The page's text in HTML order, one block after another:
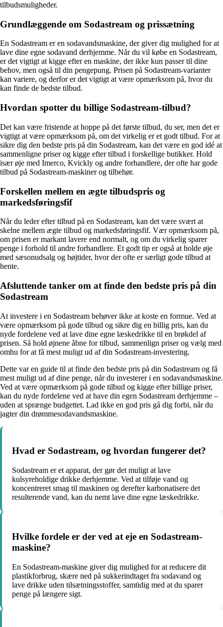
tilbudsmuligheder.
Grundlæggende om Sodastream og prissætning
En Sodastream er en sodavandsmaskine, der giver dig mulighed for at
lave dine egne sodavand derhjemme. Når du vil købe en Sodastream,
er det vigtigt at kigge efter en maskine, der ikke kun passer til dine
behov, men også til din pengepung. Prisen på Sodastream-varianter
kan variere, og derfor er det vigtigt at være opmærksom på, hvor du
kan finde de bedste tilbud.
Hvordan spotter du billige Sodastream-tilbud?
Det kan være fristende at hoppe på det første tilbud, du ser, men det er
vigtigt at være opmærksom på, om det virkelig er et godt tilbud. For at
sikre dig den bedste pris på din Sodastream, kan det være en god idé at
sammenligne priser og kigge efter tilbud i forskellige butikker. Hold
især øje med Imerco, Kvickly og andre forhandlere, der ofte har gode
tilbud på Sodastream-maskiner og tilbehør.
Forskellen mellem en ægte tilbudspris og
markedsføringsfif
Når du leder efter tilbud på en Sodastream, kan det være svært at
skelne mellem ægte tilbud og markedsføringsfif. Vær opmærksom på,
om prisen er markant lavere end normalt, og om du virkelig sparer
penge i forhold til andre forhandlere. Et godt tip er også at holde øje
med sæsonudsalg og højtider, hvor der ofte er særligt gode tilbud at
hente.
Afsluttende tanker om at finde den bedste pris på din
Sodastream
At investere i en Sodastream behøver ikke at koste en formue. Ved at
være opmærksom på gode tilbud og sikre dig en billig pris, kan du
nyde fordelene ved at lave dine egne læskedrikke til en brøkdel af
prisen. Så hold øjnene åbne for tilbud, sammenlign priser og vælg med
omhu for at få mest muligt ud af din Sodastream-investering.
Dette var en guide til at finde den bedste pris på din Sodastream og få
mest muligt ud af dine penge, når du investerer i en sodavandsmaskine.
Ved at være opmærksom på gode tilbud og kigge efter billige priser,
kan du nyde fordelene ved at have din egen Sodastream derhjemme –
uden at sprænge budgettet. Lad ikke en god pris gå dig forbi, når du
jagter din drømmesodavandsmaskine.
Hvad er Sodastream, og hvordan fungerer det?
Sodastream er et apparat, der gør det muligt at lave
kulsyreholdige drikke derhjemme. Ved at tilføje vand og
koncentreret smag til maskinen og derefter karbonatisere det
resulterende vand, kan du nemt lave dine egne læskedrikke.
Hvilke fordele er der ved at eje en Sodastream-
maskine?
En Sodastream-maskine giver dig mulighed for at reducere dit
plastikforbrug, skære ned på sukkerindtaget fra sodavand og
lave drikke uden tilsætningsstoffer, samtidig med at du sparer
penge på længere sigt.